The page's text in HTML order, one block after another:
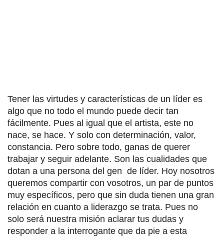
Tener las virtudes y características de un líder es
algo que no todo el mundo puede decir tan
fácilmente. Pues al igual que el artista, este no
nace, se hace. Y solo con determinación, valor,
constancia. Pero sobre todo, ganas de querer
trabajar y seguir adelante. Son las cualidades que
dotan a una persona del gen de líder. Hoy nosotros
queremos compartir con vosotros, un par de puntos
muy específicos, pero que sin duda tienen una gran
relación en cuanto a liderazgo se trata. Pues no
solo será nuestra misión aclarar tus dudas y
responder a la interrogante que da pie a esta